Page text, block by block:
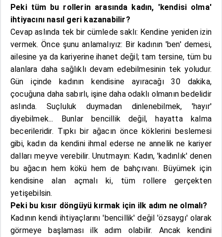
Peki tüm bu rollerin arasında kadın, 'kendisi olma'
ihtiyacını nasıl geri kazanabilir?
Cevap aslında tek bir cümlede saklı: Kendine yeniden izin
vermek. Önce şunu anlamalıyız: Bir kadının 'ben' demesi,
ailesine ya da kariyerine ihanet değil; tam tersine, tüm bu
alanlara daha sağlıklı devam edebilmesinin tek yoludur.
Gün içinde kadının kendisine ayıracağı 30 dakika,
çocuğuna daha sabırlı, işine daha odaklı olmanın bedelidir
aslında. Suçluluk duymadan dinlenebilmek, 'hayır'
diyebilmek... Bunlar bencillik değil, hayatta kalma
becerileridir. Tıpkı bir ağacın önce köklerini beslemesi
gibi, kadın da kendini ihmal ederse ne annelik ne kariyer
dalları meyve verebilir. Unutmayın: Kadın, 'kadınlık' denen
bu ağacın hem kökü hem de bahçıvanı. Büyümek için
kendisine alan açmalı ki, tüm rollere gerçekten
yetişebilsin.
Peki bu kısır döngüyü kırmak için ilk adım ne olmalı?
Kadının kendi ihtiyaçlarını 'bencillik' değil 'özsaygı' olarak
görmeye başlaması ilk adım olabilir. Ancak kendini